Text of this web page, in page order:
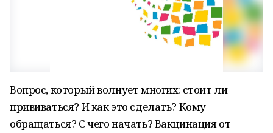
Вопрос, который волнует многих: стоит ли
прививаться? И как это сделать? Кому
обращаться? С чего начать? Вакцинация от